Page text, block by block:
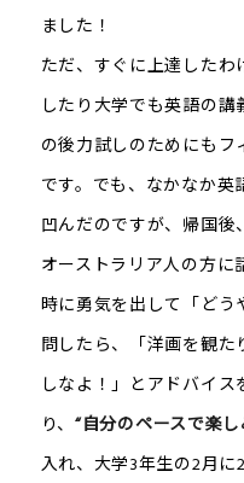
ました！
ただ、すぐに上達した
したり大学でも英語の
の後力試しのためにも
です。でも、なかなか
凹んだのですが、帰国後
オーストラリア人の方に
時に勇気を出して「どう
問したら、「洋画を観
しなよ！」とアドバイ
り、 “自分のペースで楽
入れ、大学3年生の2月